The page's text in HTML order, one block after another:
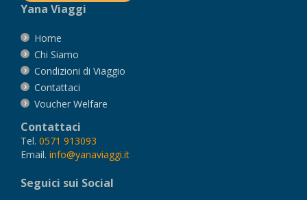
Contattaci
Contattaci
Tel.0571 913093
Email.info@yanaviaggi.it
Seguici sui Social
DAVINCI TRAVELS S.R.L.